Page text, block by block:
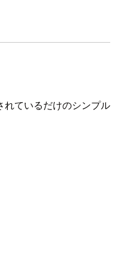
れているだけのシンプル